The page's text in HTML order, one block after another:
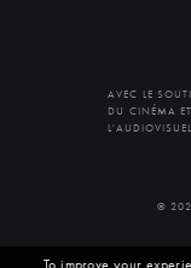
AVEC LE
DU CINÉMA
L'AUDIOVISUEL
©
To improve your